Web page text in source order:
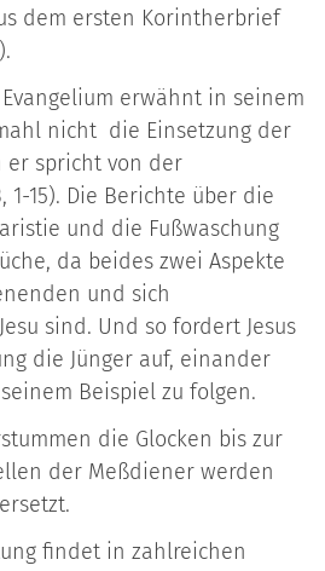
dem ersten Korintherbrief
erwähnt in seinem
nicht die Einsetzung der
er spricht von der
1-15). Die Berichte über die
und die Fußwaschung
da beides zwei Aspekte
und sich
sind. Und so fordert Jesus
die Jünger auf, einander
Beispiel zu folgen.
die Glocken bis zur
der Meßdiener werden
findet in zahlreichen